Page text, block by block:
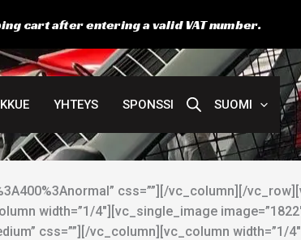
YHTEYS SPONSSI SUOMI
css=””][/vc_column][/
width=”1/4″][vc_single_image
css=””][/vc_column][vc_column width=”1/
cart after entering a valid VAT number.